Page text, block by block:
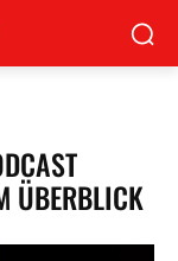
ÜBERBLICK